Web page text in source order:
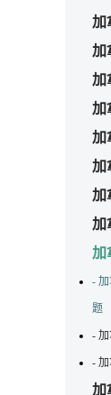
加
加
加
加
加
加
加
加
加
-
题
-
-
加